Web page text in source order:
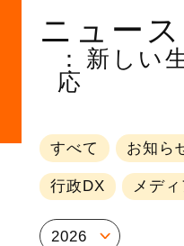
ニュース
新しい
応
すべて お知ら
行政DX メディ
2026